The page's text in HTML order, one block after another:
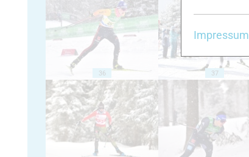
36 37
Impressum